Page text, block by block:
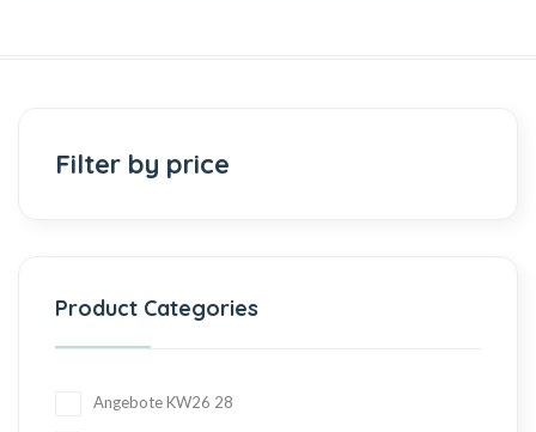
Filter by price
Product Categories
Angebote KW26 28